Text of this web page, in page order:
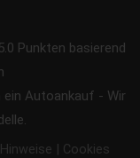
Punkten basierend
ein Autoankauf - Wir
| Cookies